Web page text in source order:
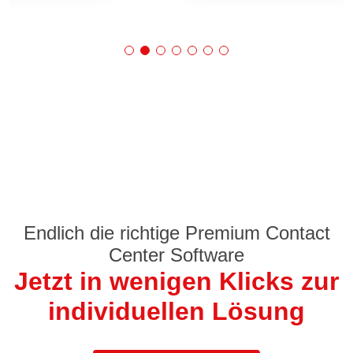
Endlich die richtige Premium Contact
Center Software
Jetzt in wenigen Klicks zur
individuellen Lösung